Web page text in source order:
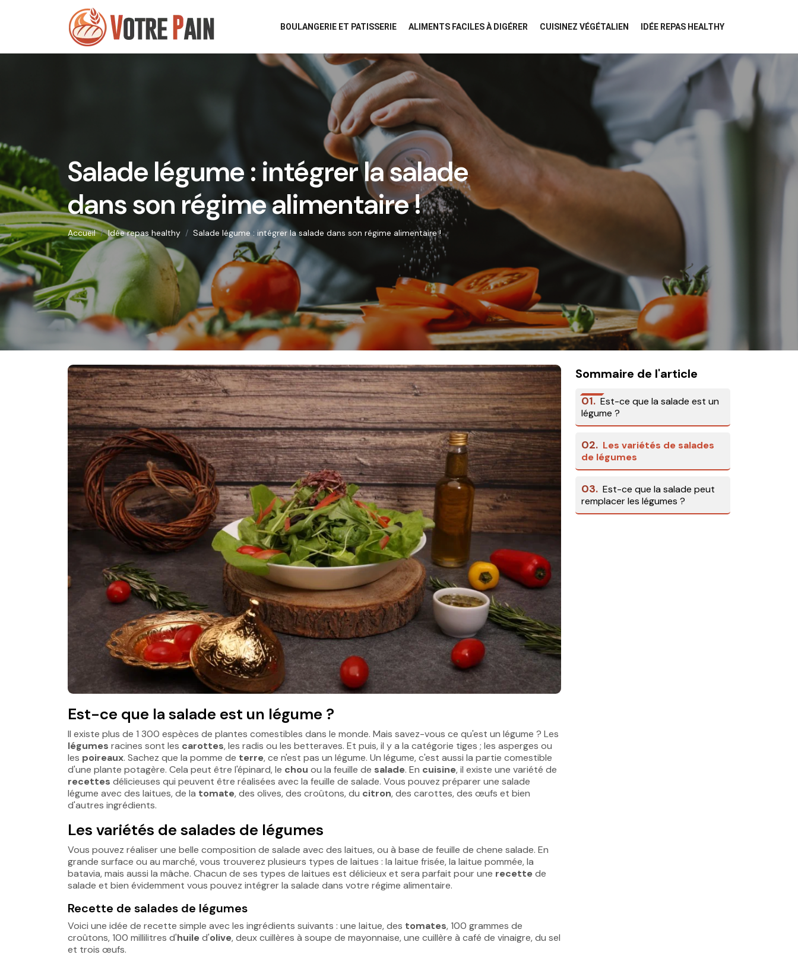
BOULANGERIE ET PATISSERIE ALIMENTS FACILES À DIGÉRER CUISINEZ VÉGÉTALIEN IDÉE REPAS HEALTHY
Salade légume : intégrer la salade
dans son régime alimentaire !
Accueil Idée repas healthy Salade légume : intégrer la salade dans son régime alimentaire !
Est-ce que la salade est un légume ?
Il existe plus de 1 300 espèces de plantes comestibles dans le monde. Mais savez-vous ce qu'est un légume ? Les
légumes racines sont les carottes, les radis ou les betteraves. Et puis, il y a la catégorie tiges ; les asperges ou
les poireaux. Sachez que la pomme de terre, ce n'est pas un légume. Un légume, c'est aussi la partie comestible
d'une plante potagère. Cela peut être l'épinard, le chou ou la feuille de salade. En cuisine, il existe une variété de
recettes délicieuses qui peuvent être réalisées avec la feuille de salade. Vous pouvez préparer une salade
légume avec des laitues, de la tomate, des olives, des croûtons, du citron, des carottes, des œufs et bien
d'autres ingrédients.
Les variétés de salades de légumes
Vous pouvez réaliser une belle composition de salade avec des laitues, ou à base de feuille de chene salade. En
grande surface ou au marché, vous trouverez plusieurs types de laitues : la laitue frisée, la laitue pommée, la
batavia, mais aussi la mâche. Chacun de ses types de laitues est délicieux et sera parfait pour une recettede
salade et bien évidemment vous pouvez intégrer la salade dans votre régime alimentaire.
Recette de salades de légumes
Voici une idée de recette simple avec les ingrédients suivants : une laitue, des tomates, 100 grammes de
croûtons, 100 millilitres d'huiled'olive, deux cuillères à soupe de mayonnaise, une cuillère à café de vinaigre, du sel
et trois œufs.
Sommaire de l'article
01. Est-ce que la salade est un
légume ?
02. Les variétés de salades
de légumes
03. Est-ce que la salade peut
remplacer les légumes ?